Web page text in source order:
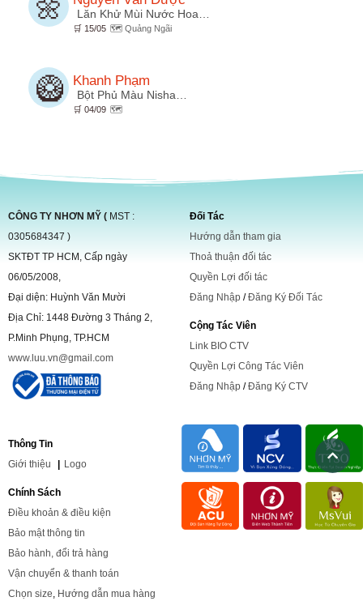
🌼 Lăn Khử Mùi Nước Hoa…
🛒 15/05 🗺️ Quảng Ngãi
🥝 Khanh Phạm
Bột Phủ Màu Nisha…
🛒 04/09 🗺️
CÔNG TY NHƠN MỸ ( MST :
0305684347 )
SKTĐT TP HCM, Cấp ngày
06/05/2008,
Đại diện: Huỳnh Văn Mười
Địa Chỉ: 1448 Đường 3 Tháng 2,
P.Minh Phụng, TP.HCM
www.luu.vn@gmail.com
Đối Tác
Hướng dẫn tham gia
Thoả thuận đối tác
Quyền Lợi đối tác
Đăng Nhập /Đăng Ký Đối Tác
Cộng Tác Viên
Link BIO CTV
Quyền Lợi Công Tác Viên
Đăng Nhập /Đăng Ký CTV
Thông Tin
Giới thiệu Logo
Chính Sách
Điều khoản & điều kiện
Bảo mật thông tin
Bảo hành, đổi trả hàng
Vận chuyển & thanh toán
Chọn size, Hướng dẫn mua hàng